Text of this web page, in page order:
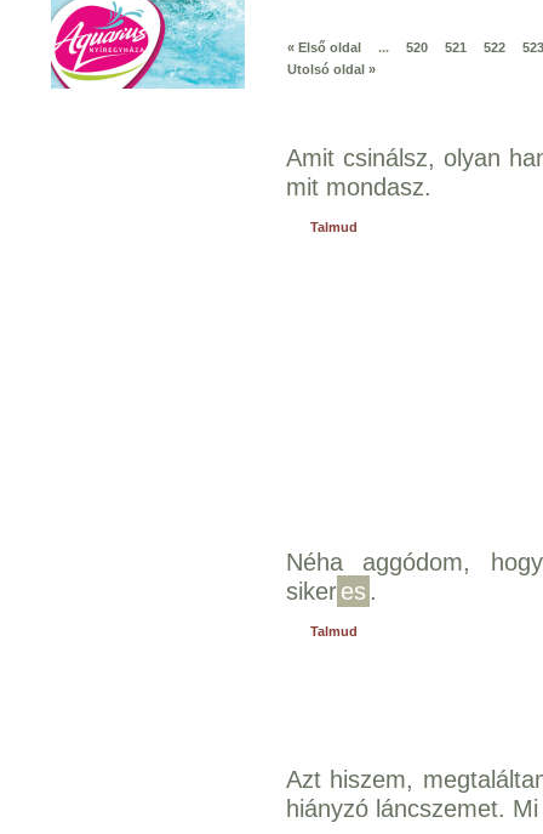
« Első oldal ... 520 521 522
523
Utolsó oldal »
Amit csinálsz, olyan
mit mondasz.
Talmud
Néha aggódom,
sikeres .
Talmud
Azt hiszem,
hiányzó láncszemet.